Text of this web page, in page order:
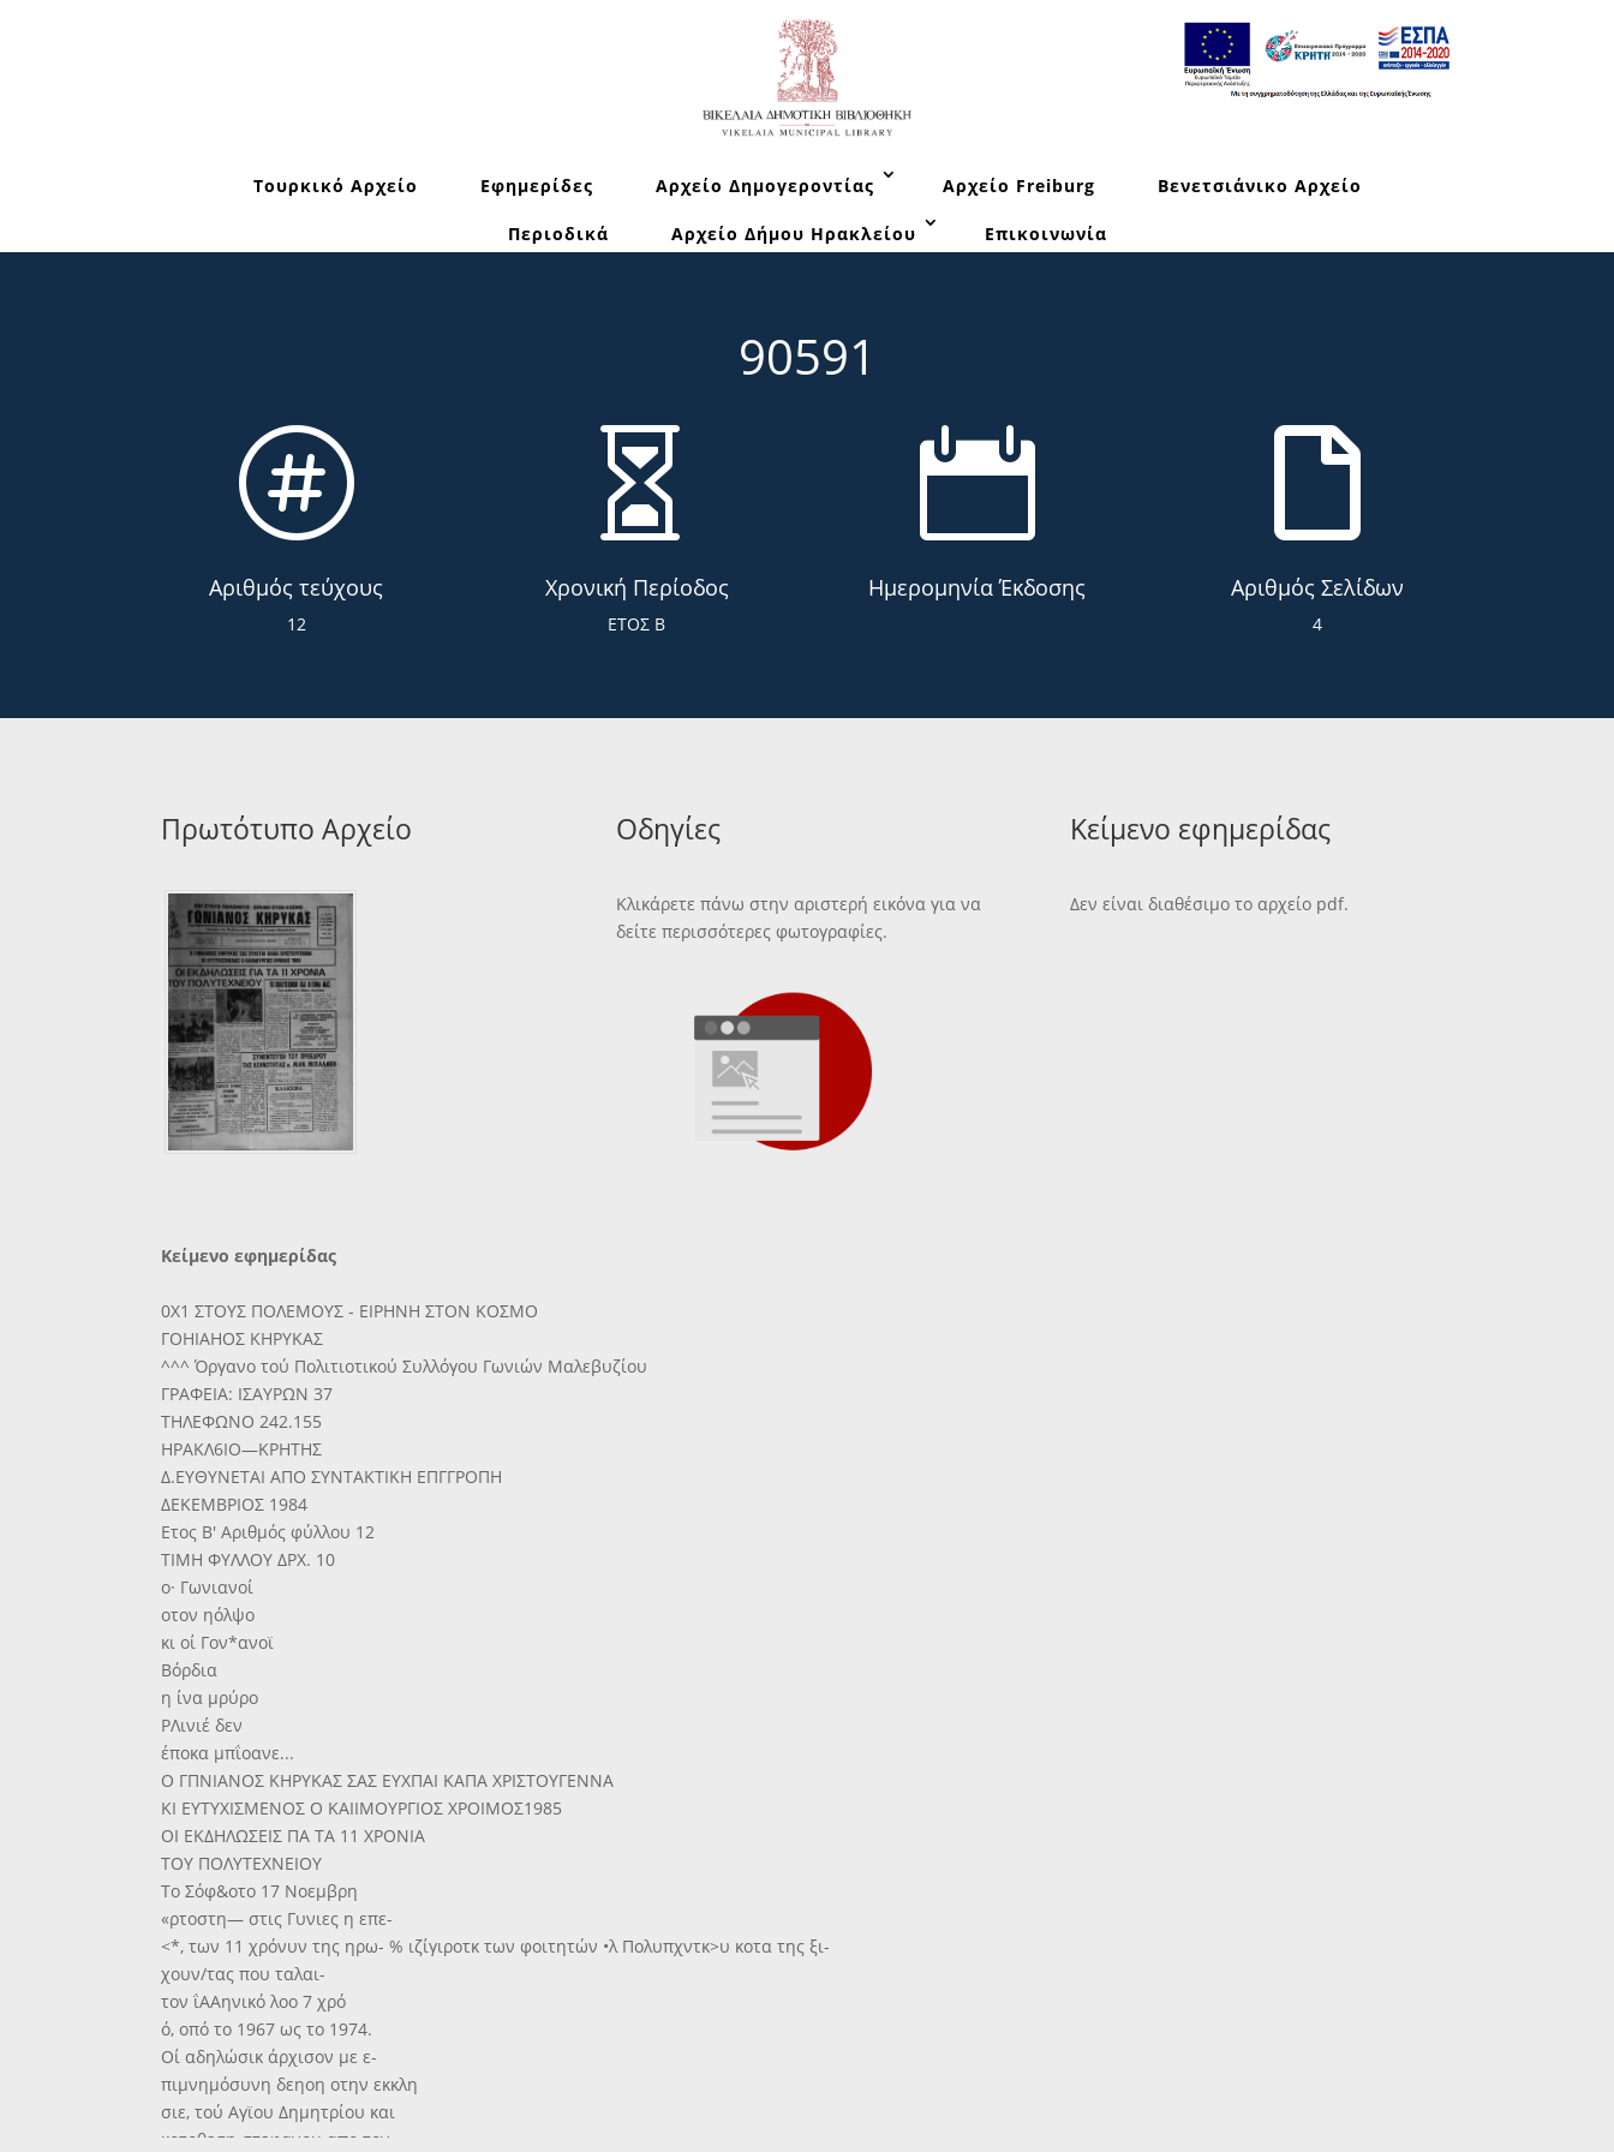
Τουρκικό Αρχείο Εφημερίδες Αρχείο Δημογεροντίας Αρχείο Freiburg Βενετσιάνικο Αρχείο
Περιοδικά Αρχείο Δήμου Ηρακλείου Επικοινωνία
90591

Αριθμός τεύχους
12

Χρονική Περίοδος
ΕΤΟΣ Β

Ημερομηνία Έκδοσης

Αριθμός Σελίδων
4
Πρωτότυπο Αρχείο Οδηγίες
Κλικάρετε πάνω στην αριστερή εικόνα για να
δείτε περισσότερες φωτογραφίες.
Κείμενο εφημερίδας
Δεν είναι διαθέσιμο το αρχείο pdf.
Κείμενο εφημερίδας
0X1 ΣΤΟΥΣ ΠΟΛΕΜΟΥΣ - ΕΙΡΗΝΗ ΣΤΟΝ ΚΟΣΜΟ
ΓΟΗΙΑΗΟΣ ΚΗΡΥΚΑΣ
^^^ Όργανο τού Πολιτιοτικού Συλλόγου Γωνιών Μαλεβυζίου
ΓΡΑΦΕΙΑ: ΙΣΑΥΡΩΝ 37
ΤΗΛΕΦΩΝΟ 242.155
ΗΡΑΚΛ6ΙΟ—ΚΡΗΤΗΣ
Δ.ΕΥΘΥΝΕΤΑΙ ΑΠΟ ΣΥΝΤΑΚΤΙΚΗ ΕΠΓΓΡΟΠΗ
ΔΕΚΕΜΒΡΙΟΣ 1984
Ετος Β' Αριθμός φύλλου 12
ΤΙΜΗ ΦΥΛΛΟΥ ΔΡΧ. 10
ο· Γωνιανοί
οτον ηόλψο
κι οί Γον*ανοϊ
Βόρδια
η ίνα μρύρο
ΡΛινιέ δεν
έποκα μπΐοανε...
Ο ΓΠΝΙΑΝΟΣ ΚΗΡΥΚΑΣ ΣΑΣ ΕΥΧΠΑΙ ΚΑΠΑ ΧΡΙΣΤΟΥΓΕΝΝΑ
ΚΙ ΕΥΤΥΧΙΣΜΕΝΟΣ Ο ΚΑΙΙΜΟΥΡΓΙΟΣ ΧΡΟΙΜΟΣ1985
ΟΙ ΕΚΔΗΛΩΣΕΙΣ ΠΑ ΤΑ 11 ΧΡΟΝΙΑ
ΤΟΥ ΠΟΛΥΤΕΧΝΕΙΟΥ
Το Σόφ&οτο 17 Νοεμβρη
«ρτοστη— στις Γυνιες η επε-
<*, των 11 χρόνυν της ηρω- % ιζίγιροτκ των φοιτητών •λ Πολυπχντκ>υ κοτα της ξι-
χουν/τας που ταλαι-
τον ΐΑΑηνικό λοο 7 χρό
ό, οπό το 1967 ως το 1974.
Οί αδηλώσικ άρχισον με ε-
πιμνημόσυνη δεηοη οτην εκκλη
σιε, τού Αγϊου Δημητρίου και
κοτοθεση στεφανου απο τον